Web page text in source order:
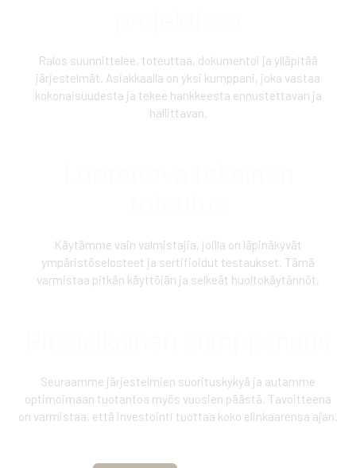
Ralos suunnittelee, toteuttaa, dokumentoi ja ylläpitää
järjestelmät. Asiakkaalla on yksi kumppani, joka vastaa
kokonaisuudesta ja tekee hankkeesta ennustettavan ja
hallittavan.
Käytämme vain valmistajia, joilla on läpinäkyvät
ympäristöselosteet ja sertifioidut testaukset. Tämä
varmistaa pitkän käyttöiän ja selkeät huoltokäytännöt.
Seuraamme järjestelmien suorituskykyä ja autamme
optimoimaan tuotantoa myös vuosien päästä. Tavoitteena
on varmistaa, että investointi tuottaa koko elinkaarensa ajan.